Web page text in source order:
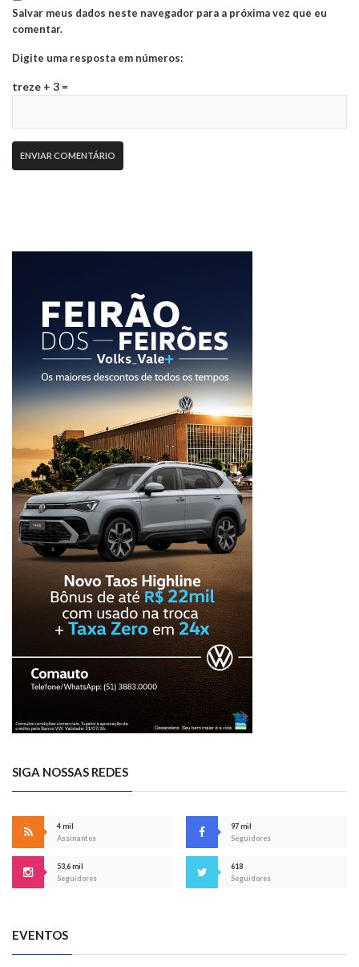
Salvar meus dados neste navegador para a próxima vez que eu
comentar.
Digite uma resposta em números:
treze + 3 =
SIGA NOSSAS REDES
4 mil
Assinantes
97 mil
Seguidores
53,6 mil
Seguidores
618
Seguidores
EVENTOS